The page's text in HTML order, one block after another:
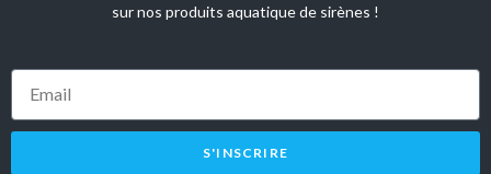
sur nos produits aquatique de sirènes !
S'INSCRIRE